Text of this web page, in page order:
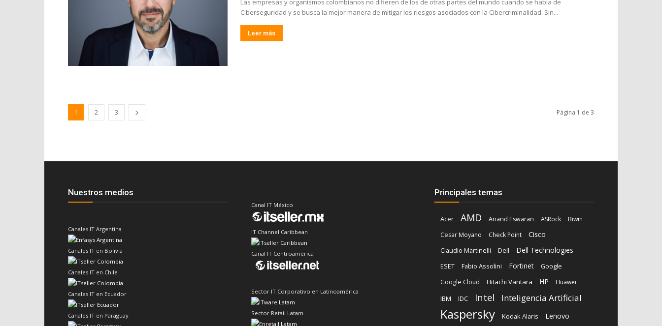
Las empresas y organismos colombianos no difieren de los de otras partes del mundo cuando se habla de
Ciberseguridad y se busca la mejor manera de mitigar los riesgos asociados con la Cibercriminalidad. Sin...
Leer más
1 2 3 Página 1 de 3
Nuestros medios
Canales IT Argentina
Canales IT en Bolivia
Canales IT en Chile
Canales IT en Ecuador
Canales IT en Paraguay
Canal IT México
IT Channel Caribbean
Canal IT Centroamérica
Sector IT Corporativo en Latinoamérica
Sector Retail Latam
Principales temas
Acer AMD Anand Eswaran ASRock
Biwin
Cesar Moyano
Check Point Cisco
Claudio Martinelli Dell Dell Technologies
ESET Fabio Assolini Fortinet
Google
Google Cloud
Hitachi Vantara HP Huawei
IBM IDC Intel Inteligencia Artificial
Kaspersky Kodak Alaris Lenovo